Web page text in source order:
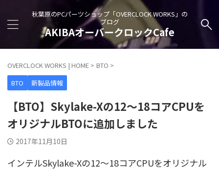
秋葉原のPCパーツショップ「OVERCLOCK WORKS」の
ブログ
AKIBAオーバークロックCafe
OVERCLOCK WORKS | HOME > BTO >
BTO
新製品情報
【BTO】Skylake-Xの12～18コアCPUを
オリジナルBTOに追加しました
2017年11月10日
インテルSkylake-Xの12～18コアCPUをオリジナル